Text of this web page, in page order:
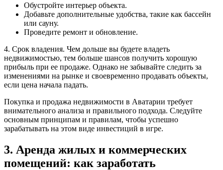
Обустройте интерьер объекта.
Добавьте дополнительные удобства, такие как бассейн
или сауну.
Проведите ремонт и обновление.
4. Срок владения. Чем дольше вы будете владеть
недвижимостью, тем больше шансов получить хорошую
прибыль при ее продаже. Однако не забывайте следить за
изменениями на рынке и своевременно продавать объекты,
если цена начала падать.
Покупка и продажа недвижимости в Аватарии требует
внимательного анализа и правильного подхода. Следуйте
основным принципам и правилам, чтобы успешно
зарабатывать на этом виде инвестиций в игре.
3. Аренда жилых и коммерческих
помещений: как заработать